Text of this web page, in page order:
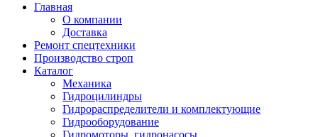
Главная
О компании
Доставка
Ремонт спецтехники
Производство строп
Каталог
Механика
Гидроцилиндры
Гидрораспределители и комплектующие
Гидрооборудование
Гидромоторы, гидронасосы